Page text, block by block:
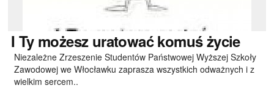
I Ty możesz uratować komuś życie
Niezależne Zrzeszenie Studentów Państwowej Wyższej Szkoły
Zawodowej we Włocławku zaprasza wszystkich odważnych i z
wielkim sercem..